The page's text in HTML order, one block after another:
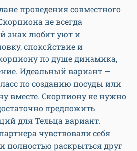
проведения совместного
не всегда
знак любит уют и
спокойствие и
по душе динамика,
Идеальный вариант —
по созданию посуды или
вместе. Скорпиону не нужно
предложить
для Тельца вариант.
чувствовали себя
полностью раскрыться друг